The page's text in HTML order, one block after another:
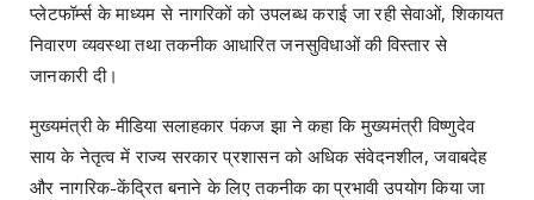
प्लेटफॉर्म्स के माध्यम से नागरिकों को उपलब्ध कराई जा रही सेवाओं, शिकायत
निवारण व्यवस्था तथा तकनीक आधारित जनसुविधाओं की विस्तार से
जानकारी दी।
मुख्यमंत्री के मीडिया सलाहकार पंकज झा ने कहा कि मुख्यमंत्री विष्णुदेव
साय के नेतृत्व में राज्य सरकार प्रशासन को अधिक संवेदनशील, जवाबदेह
और नागरिक-केंद्रित बनाने के लिए तकनीक का प्रभावी उपयोग किया जा